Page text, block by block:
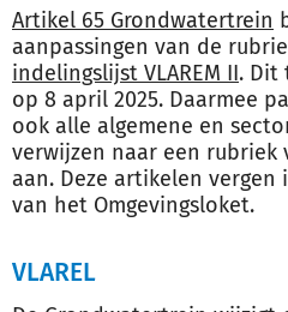
Artikel 65 Grondwatertrein
aanpassingen van de
indelingslijst VLAREM II. Dit
op 8 april 2025. Daarmee
ook alle algemene en
verwijzen naar een rubriek
aan. Deze artikelen vergen
van het Omgevingsloket.
VLAREL